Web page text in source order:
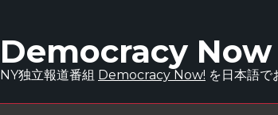
Democracy
NY独立報道番組 Democracy Now! を日本語で